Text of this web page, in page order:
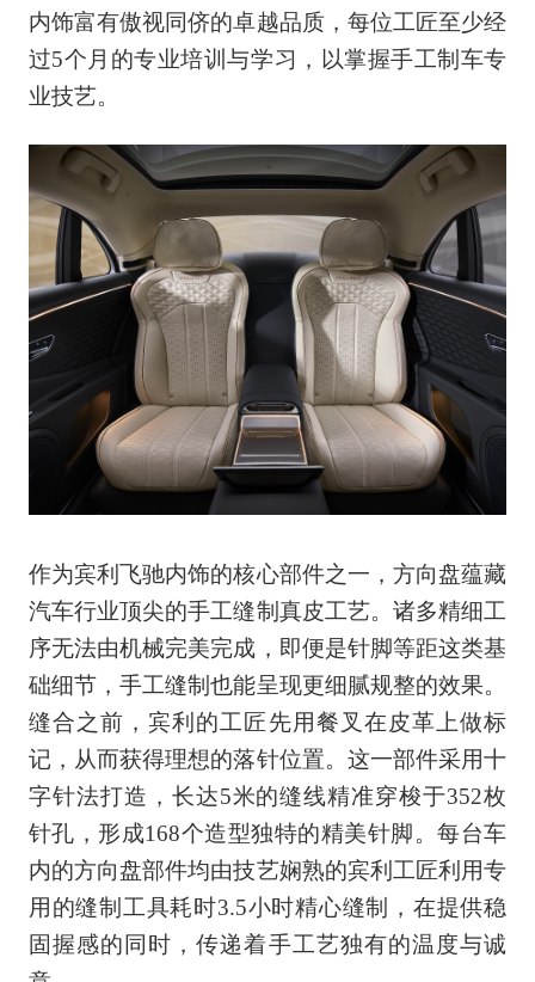
内饰富有傲视同侪的卓越品质，每位工匠至少经
过5个月的专业培训与学习，以掌握手工制车专
业技艺。
作为宾利飞驰内饰的核心部件之一，方向盘蕴藏
汽车行业顶尖的手工缝制真皮工艺。诸多精细工
序无法由机械完美完成，即便是针脚等距这类基
础细节，手工缝制也能呈现更细腻规整的效果。
缝合之前，宾利的工匠先用餐叉在皮革上做标
记，从而获得理想的落针位置。这一部件采用十
字针法打造，长达5米的缝线精准穿梭于352枚
针孔，形成168个造型独特的精美针脚。每台车
内的方向盘部件均由技艺娴熟的宾利工匠利用专
用的缝制工具耗时3.5小时精心缝制，在提供稳
固握感的同时，传递着手工艺独有的温度与诚